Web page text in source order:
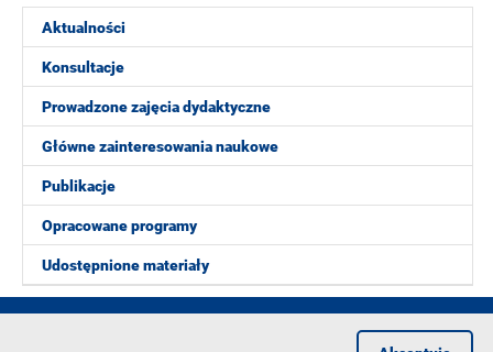
Aktualności
Konsultacje
Prowadzone zajęcia dydaktyczne
Główne zainteresowania naukowe
Publikacje
Opracowane programy
Udostępnione materiały